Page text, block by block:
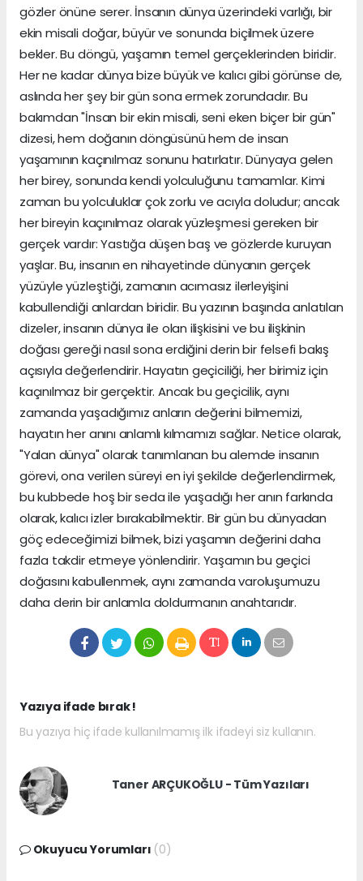
gözler önüne serer. İnsanın dünya üzerindeki varlığı, bir
ekin misali doğar, büyür ve sonunda biçilmek üzere
bekler. Bu döngü, yaşamın temel gerçeklerinden biridir.
Her ne kadar dünya bize büyük ve kalıcı gibi görünse de,
aslında her şey bir gün sona ermek zorundadır. Bu
bakımdan "İnsan bir ekin misali, seni eken biçer bir gün"
dizesi, hem doğanın döngüsünü hem de insan
yaşamının kaçınılmaz sonunu hatırlatır. Dünyaya gelen
her birey, sonunda kendi yolculuğunu tamamlar. Kimi
zaman bu yolculuklar çok zorlu ve acıyla doludur; ancak
her bireyin kaçınılmaz olarak yüzleşmesi gereken bir
gerçek vardır: Yastığa düşen baş ve gözlerde kuruyan
yaşlar. Bu, insanın en nihayetinde dünyanın gerçek
yüzüyle yüzleştiği, zamanın acımasız ilerleyişini
kabullendiği anlardan biridir. Bu yazının başında anlatılan
dizeler, insanın dünya ile olan ilişkisini ve bu ilişkinin
doğası gereği nasıl sona erdiğini derin bir felsefi bakış
açısıyla değerlendirir. Hayatın geçiciliği, her birimiz için
kaçınılmaz bir gerçektir. Ancak bu geçicilik, aynı
zamanda yaşadığımız anların değerini bilmemizi,
hayatın her anını anlamlı kılmamızı sağlar. Netice olarak,
"Yalan dünya" olarak tanımlanan bu alemde insanın
görevi, ona verilen süreyi en iyi şekilde değerlendirmek,
bu kubbede hoş bir seda ile yaşadığı her anın farkında
olarak, kalıcı izler bırakabilmektir. Bir gün bu dünyadan
göç edeceğimizi bilmek, bizi yaşamın değerini daha
fazla takdir etmeye yönlendirir. Yaşamın bu geçici
doğasını kabullenmek, aynı zamanda varoluşumuzu
daha derin bir anlamla doldurmanın anahtarıdır.
Yazıya ifade bırak !
Bu yazıya hiç ifade kullanılmamış ilk ifadeyi siz kullanın.
Taner ARÇUKOĞLU - Tüm Yazıları
Okuyucu Yorumları (0)